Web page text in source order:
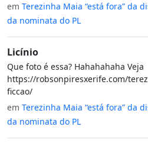
em Terezinha Maia “está fora” da
da nominata do PL
Licínio
Que foto é essa? Hahahahaha Veja
https://robsonpiresxerife.com/
ficcao/
em Terezinha Maia “está fora” da
da nominata do PL